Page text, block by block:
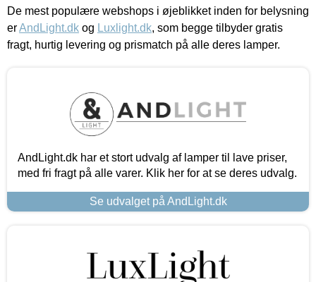
De mest populære webshops i øjeblikket inden for belysning
erAndLight.dk og Luxlight.dk, som begge tilbyder gratis
fragt, hurtig levering og prismatch på alle deres lamper.
AndLight.dk har et stort udvalg af lamper til lave priser,
med fri fragt på alle varer. Klik her for at se deres udvalg.
Se udvalget på AndLight.dk